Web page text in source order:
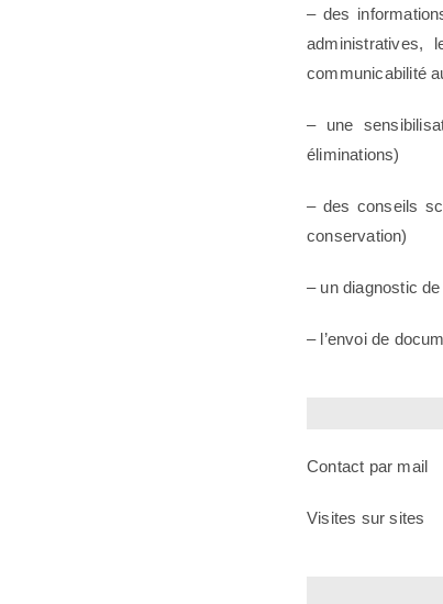
– des
communicabilité
– une
éliminations)
– des conseils
conservation)
– un diagnostic
– l’envoi de
Contact par mail
Visites sur sites